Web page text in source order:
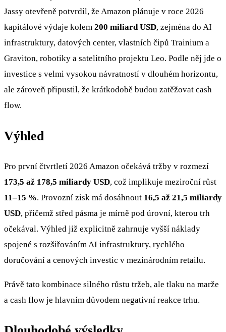
Jassy otevřeně potvrdil, že Amazon plánuje v roce 2026
kapitálové výdaje kolem 200 miliard USD, zejména do AI
infrastruktury, datových center, vlastních čipů Trainium a
Graviton, robotiky a satelitního projektu Leo. Podle něj jde o
investice s velmi vysokou návratností v dlouhém horizontu,
ale zároveň připustil, že krátkodobě budou zatěžovat cash
flow.
Výhled
Pro první čtvrtletí 2026 Amazon očekává tržby v rozmezí
173,5 až 178,5 miliardy USD, což implikuje meziroční růst
11–15 %. Provozní zisk má dosáhnout 16,5 až 21,5 miliardy
USD, přičemž střed pásma je mírně pod úrovní, kterou trh
očekával. Výhled již explicitně zahrnuje vyšší náklady
spojené s rozšiřováním AI infrastruktury, rychlého
doručování a cenových investic v mezinárodním retailu.
Právě tato kombinace silného růstu tržeb, ale tlaku na marže
a cash flow je hlavním důvodem negativní reakce trhu.